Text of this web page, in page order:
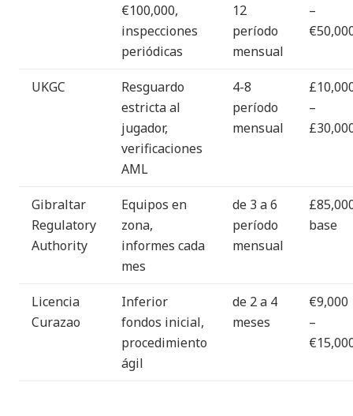
€100,000,
inspecciones
periódicas
12
período
mensual
–
UKGC
Resguardo
estricta al
jugador,
verificaciones
AML
4-8
período
mensual
–
Gibraltar
Regulatory
Authority
Equipos en
zona,
informes cada
mes
de 3 a 6
período
mensual
base
Licencia
Curazao
Inferior
fondos inicial,
procedimiento
ágil
de 2 a 4
meses
€9,000
–